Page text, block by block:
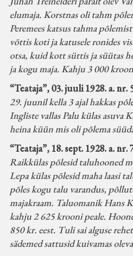
elumaja. Korstnas oli tahm
Peremees katsus tahma
võttis koti ja katusele ronides
otsa, kuid kott süttis ja süütas
ja kogu maja. Kahju 3 000
“Teataja”, 03. juuli 1928. a. nr.
29. juunil kella 3 ajal hakkas
Ingliste vallas Palu külas asuva
heina küün mis oli põlema
“Teataja”, 18. sept. 1928. a. nr.
Raikkülas põlesid taluhooned
Lepa külas põlesid maha laasi
põles kogu talu varandus,
majakraam. Taluomanik Hans
kahju 2 625 krooni peale.
850 kr. eest. Tuli sai alguse
sädemed sattusid kuivamas